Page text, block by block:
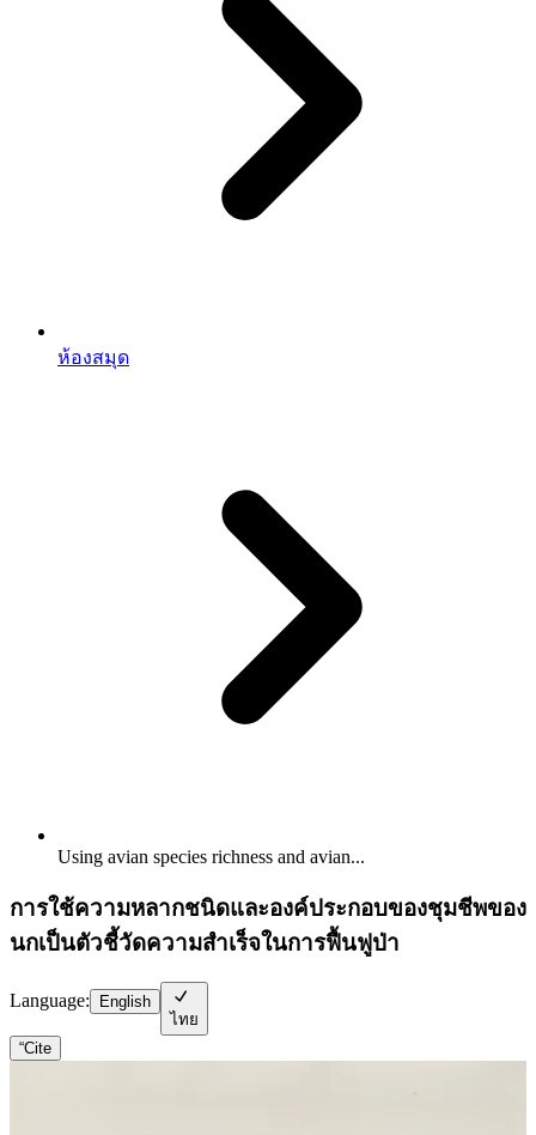
ห้องสมุด
Using avian species richness and avian...
การใช้ความหลากชนิดและองค์ประกอบของชุมชีพของ
นกเป็นตัวชี้วัดความสำเร็จในการฟื้นฟูป่า
Language:
English
ไทย
“Cite